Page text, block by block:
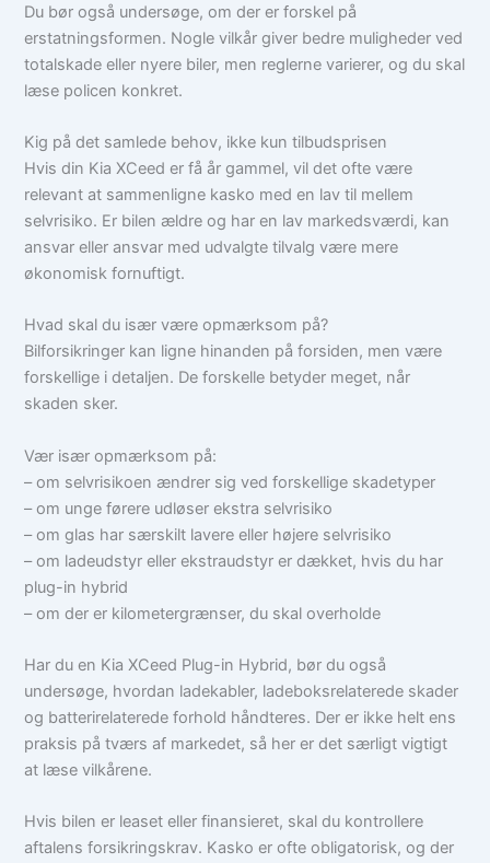
Du bør også undersøge, om der er forskel på
erstatningsformen. Nogle vilkår giver bedre muligheder ved
totalskade eller nyere biler, men reglerne varierer, og du skal
læse policen konkret.
Kig på det samlede behov, ikke kun tilbudsprisen
Hvis din Kia XCeed er få år gammel, vil det ofte være
relevant at sammenligne kasko med en lav til mellem
selvrisiko. Er bilen ældre og har en lav markedsværdi, kan
ansvar eller ansvar med udvalgte tilvalg være mere
økonomisk fornuftigt.
Hvad skal du især være opmærksom på?
Bilforsikringer kan ligne hinanden på forsiden, men være
forskellige i detaljen. De forskelle betyder meget, når
skaden sker.
Vær især opmærksom på:
– om selvrisikoen ændrer sig ved forskellige skadetyper
– om unge førere udløser ekstra selvrisiko
– om glas har særskilt lavere eller højere selvrisiko
– om ladeudstyr eller ekstraudstyr er dækket, hvis du har
plug-in hybrid
– om der er kilometergrænser, du skal overholde
Har du en Kia XCeed Plug-in Hybrid, bør du også
undersøge, hvordan ladekabler, ladeboksrelaterede skader
og batterirelaterede forhold håndteres. Der er ikke helt ens
praksis på tværs af markedet, så her er det særligt vigtigt
at læse vilkårene.
Hvis bilen er leaset eller finansieret, skal du kontrollere
aftalens forsikringskrav. Kasko er ofte obligatorisk, og der